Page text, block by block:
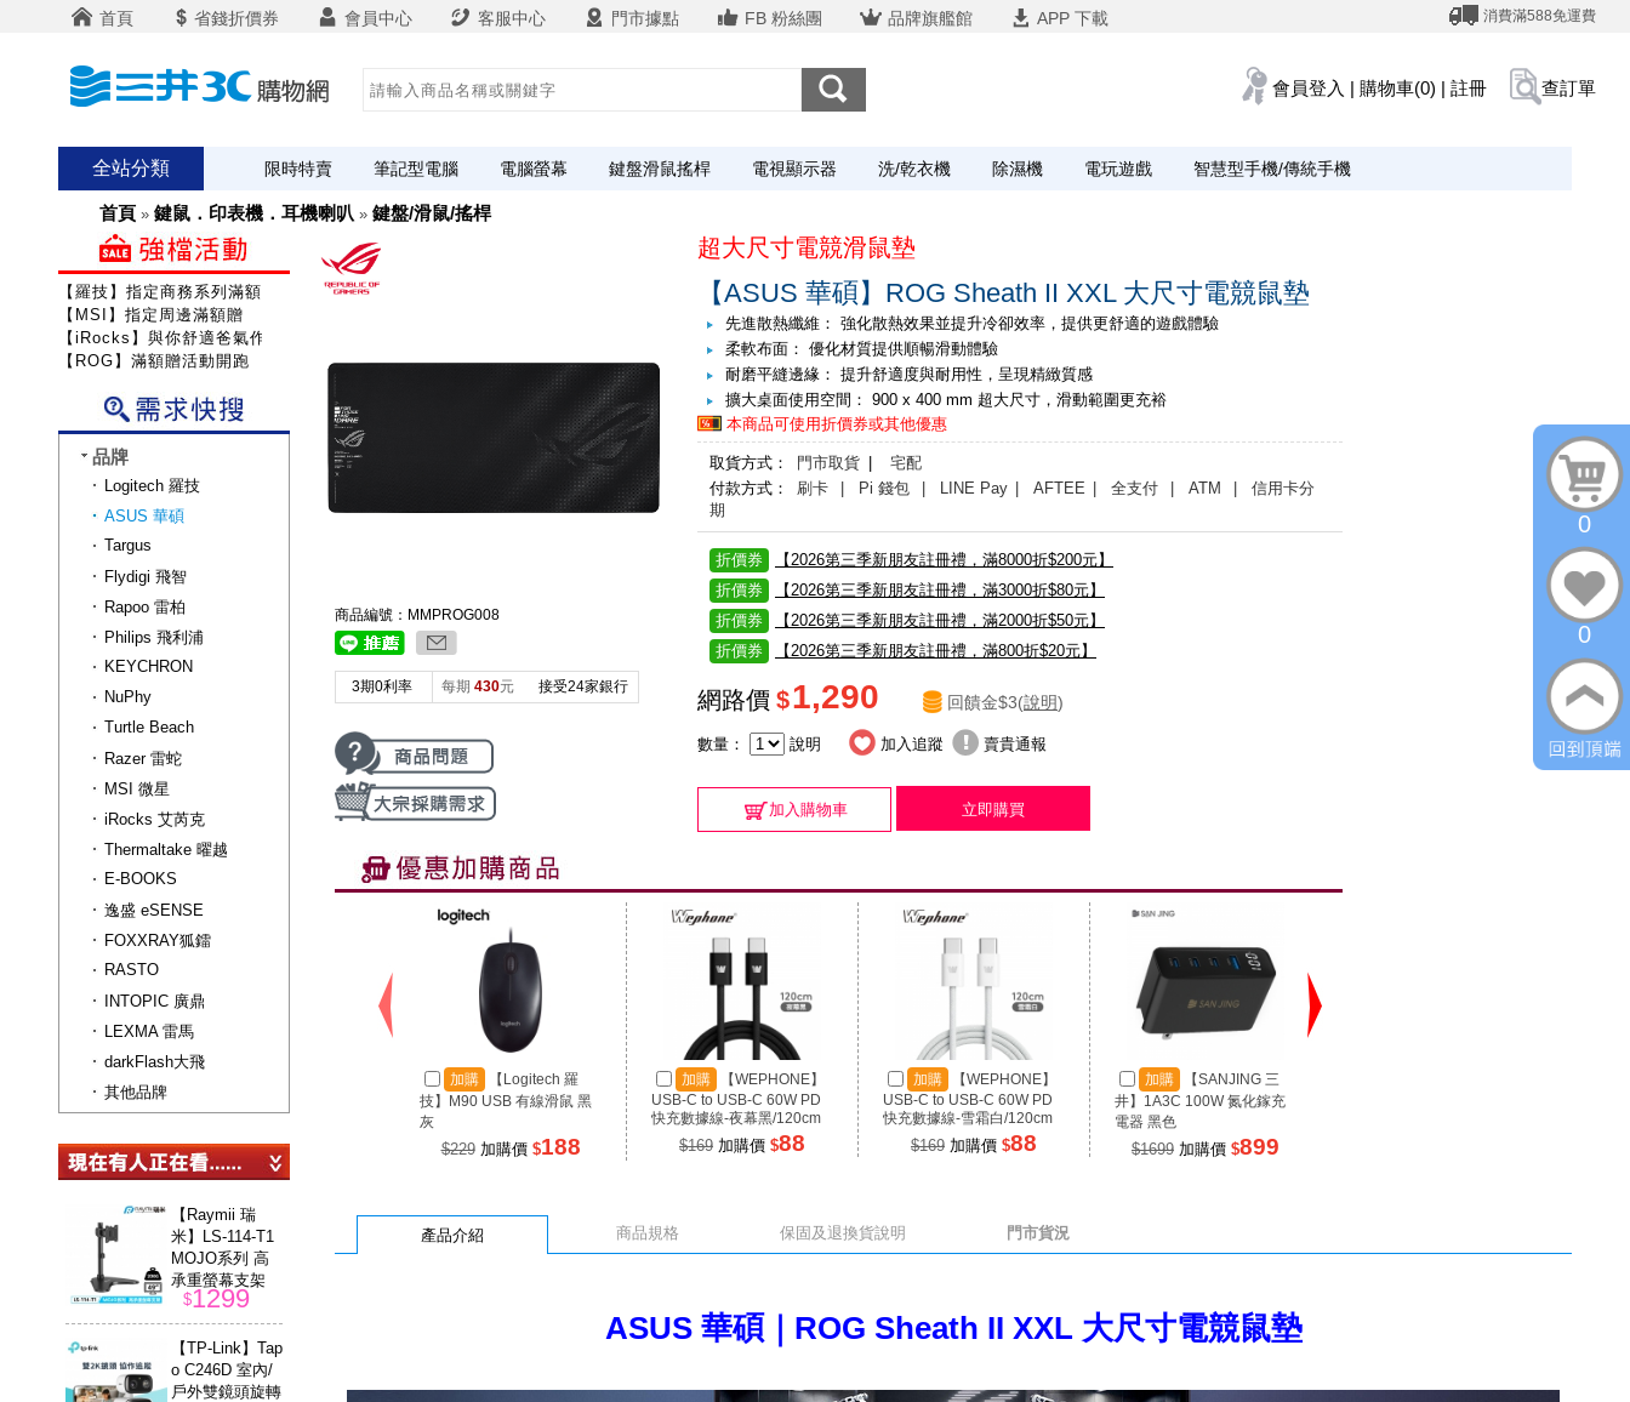
首頁 省錢折價券 會員中心 客服中心 門市據點 FB 粉絲團 品牌旗艦館 APP 下載 消費滿588免運費
會員登入 | 購物車(0) | 註冊 查訂單
全站分類 限時特賣 筆記型電腦 電腦螢幕 鍵盤滑鼠搖桿 電視顯示器 洗/乾衣機 除濕機 電玩遊戲 智慧型手機/傳統手機
首頁 » 鍵鼠．印表機．耳機喇叭 » 鍵盤/滑鼠/搖桿
商品編號：MMPROG008
3期0利率 每期 430元 接受24家銀行
超大尺寸電競滑鼠墊
【ASUS 華碩】ROG Sheath II XXL 大尺寸電競鼠墊
先進散熱纖維： 強化散熱效果並提升冷卻效率，提供更舒適的遊戲體驗
柔軟布面： 優化材質提供順暢滑動體驗
耐磨平縫邊緣： 提升舒適度與耐用性，呈現精緻質感
擴大桌面使用空間： 900 x 400 mm 超大尺寸，滑動範圍更充裕
本商品可使用折價券或其他優惠
取貨方式： 門市取貨
宅配
付款方式：
刷卡 | Pi 錢包 | LINE Pay | AFTEE | 全支付 | ATM
| 信用卡分
期
折價券
【2026第三季新朋友註冊禮，滿8000折$200元】
折價券
【2026第三季新朋友註冊禮，滿3000折$80元】
折價券
【2026第三季新朋友註冊禮，滿2000折$50元】
折價券
【2026第三季新朋友註冊禮，滿800折$20元】
網路價 $1,290 回饋金$3(說明)
數量： 說明 加入追蹤 賣貴通報
加入購物車 立即購買
加購
【Logitech 羅
技】M90 USB 有線滑鼠 黑
灰
$229加購價 $188
加購
【WEPHONE】
USB-C to USB-C 60W PD
快充數據線-夜幕黑/120cm
$169 加購價 $88
加購
【WEPHONE】
USB-C to USB-C 60W PD
快充數據線-雪霜白/120cm
$169 加購價 $88
加購
【SANJING 三
井】1A3C 100W 氮化鎵充
電器 黑色
$1699 加購價 $899
產品介紹 商品規格 保固及退換貨說明 門市貨況
ASUS 華碩｜ROG Sheath II XXL 大尺寸電競鼠墊
【羅技】指定商務系列滿額送咖啡
【MSI】指定周邊滿額贈
【iRocks】與你舒適爸氣作戰!
【ROG】滿額贈活動開跑
品牌
Logitech 羅技
ASUS 華碩
Targus
Flydigi 飛智
Rapoo 雷柏
Philips 飛利浦
KEYCHRON
NuPhy
Turtle Beach
Razer 雷蛇
MSI 微星
iRocks 艾芮克
Thermaltake 曜越
E-BOOKS
逸盛 eSENSE
FOXXRAY狐鐳
RASTO
INTOPIC 廣鼎
LEXMA 雷馬
darkFlash大飛
其他品牌
【Raymii 瑞
米】LS-114-T1
MOJO系列 高
承重螢幕支架
$1299
【TP-Link】Tap
o C246D 室內/
戶外雙鏡頭旋轉
0
0